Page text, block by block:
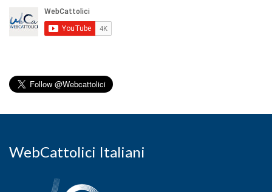
WebCattolici Italiani